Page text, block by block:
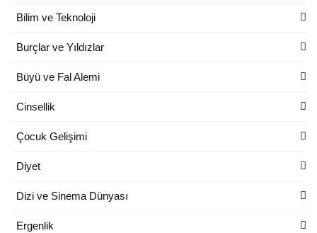
Bilim ve Teknoloji
Burçlar ve Yıldızlar
Büyü ve Fal Alemi
Cinsellik
Çocuk Gelişimi
Diyet
Dizi ve Sinema Dünyası
Ergenlik